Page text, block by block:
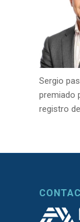
Sergio
premiado
registro